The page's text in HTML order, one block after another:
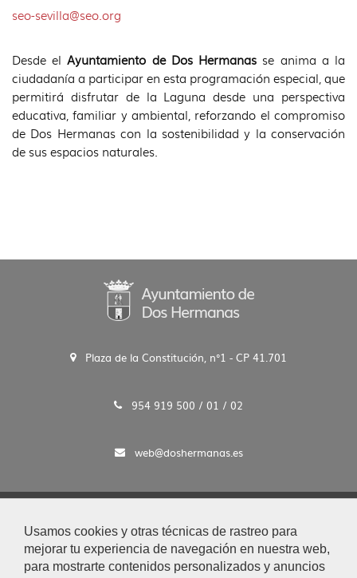
Usamos cookies y otras técnicas de rastreo para
mejorar tu experiencia de navegación en nuestra web,
para mostrarte contenidos personalizados y anuncios
seo-sevilla@seo.org
Desde elAyuntamiento de Dos Hermanas se anima a la
ciudadanía a participar en esta programación especial, que
permitirá disfrutar de la Laguna desde una perspectiva
educativa, familiar y ambiental, reforzando el compromiso
de Dos Hermanas con la sostenibilidad y la conservación
de sus espacios naturales.
Plaza de la Constitución, n°1 - CP 41.701
954 919 500 / 01 / 02
web@doshermanas.es
Aviso Legal y Protección de Datos
|
Mapa Web